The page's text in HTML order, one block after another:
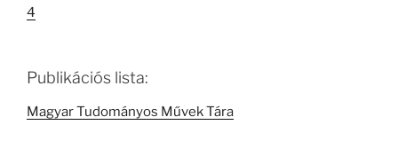
4
Publikációs lista:
Magyar Tudományos Művek Tára